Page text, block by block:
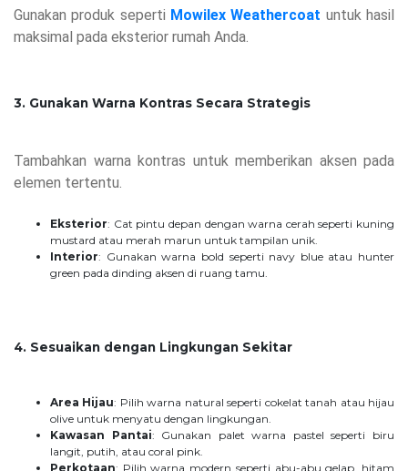
Gunakan produk seperti Mowilex Weathercoat untuk hasil
maksimal pada eksterior rumah Anda.
3. Gunakan Warna Kontras Secara Strategis
Tambahkan warna kontras untuk memberikan aksen pada
elemen tertentu.
Eksterior: Cat pintu depan dengan warna cerah seperti kuning
mustard atau merah marun untuk tampilan unik.
Interior: Gunakan warna bold seperti navy blue atau hunter
green pada dinding aksen di ruang tamu.
4. Sesuaikan dengan Lingkungan Sekitar
Area Hijau: Pilih warna natural seperti cokelat tanah atau hijau
olive untuk menyatu dengan lingkungan.
Kawasan Pantai: Gunakan palet warna pastel seperti biru
langit, putih, atau coral pink.
Perkotaan: Pilih warna modern seperti abu-abu gelap, hitam